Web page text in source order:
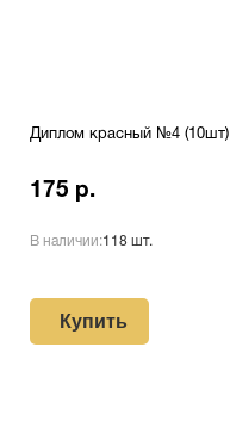
Диплом красный №4 (10шт)
175 р.
В наличии:118 шт.
Купить